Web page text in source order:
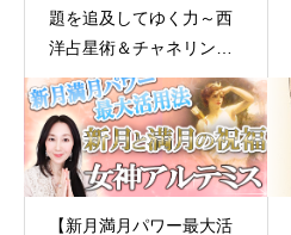
題を追及してゆく力～西
洋占星術＆チャネリング
～
【新月満月パワー最大活